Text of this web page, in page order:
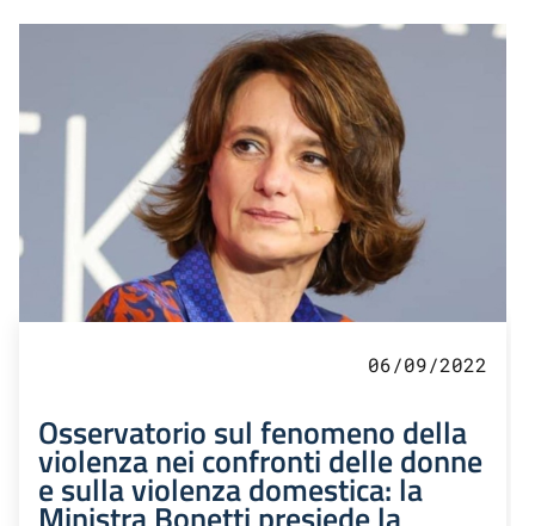
06/09/2022
Osservatorio sul fenomeno della
violenza nei confronti delle donne
e sulla violenza domestica: la